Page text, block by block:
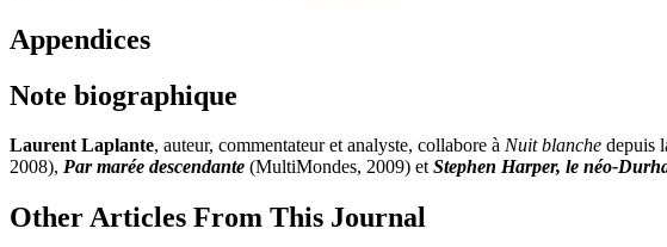
Appendices
Note biographique
Laurent Laplante, auteur, commentateur et analyste, collabore à Nuit blanche depuis
2008), Par marée descendante (MultiMondes, 2009) etStephen Harper, le néo-
Other Articles From This Journal